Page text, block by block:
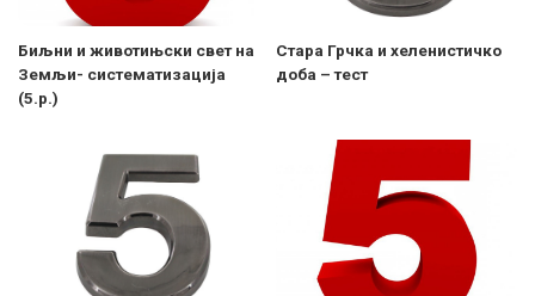
Биљни и животињски свет на
Земљи- систематизација
(5.р.)
Стара Грчка и хеленистичко
доба – тест